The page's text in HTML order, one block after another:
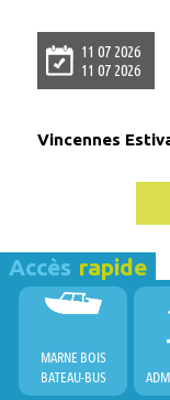
11 07 2026
11 07 2026
Vincennes
Accès rapide
MARNE BOIS
BATEAU-BUS